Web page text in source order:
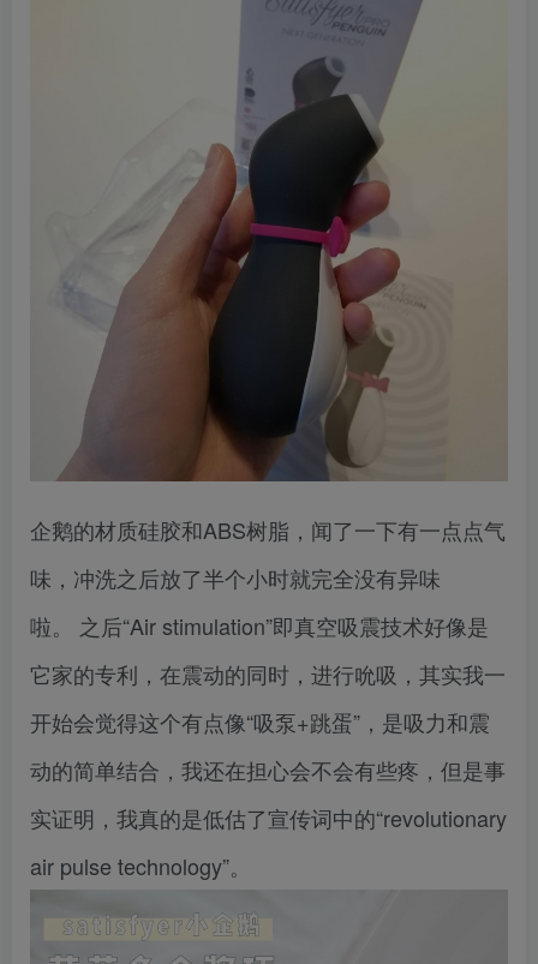
企鹅的材质硅胶和ABS树脂，闻了一下有一点点气
味，冲洗之后放了半个小时就完全没有异味
啦。 之后“Air stimulation”即真空吸震技术好像是
它家的专利，在震动的同时，进行吮吸，其实我一
开始会觉得这个有点像“吸泵+跳蛋”，是吸力和震
动的简单结合，我还在担心会不会有些疼，但是事
实证明，我真的是低估了宣传词中的“revolutionary
air pulse technology”。